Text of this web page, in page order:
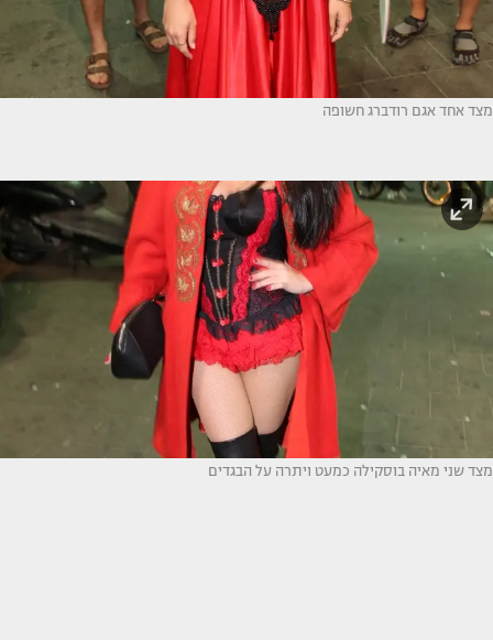
מצד אחד אגם רודברג חשופה
מצד שני מאיה בוסקילה כמעט ויתרה על הבגדים